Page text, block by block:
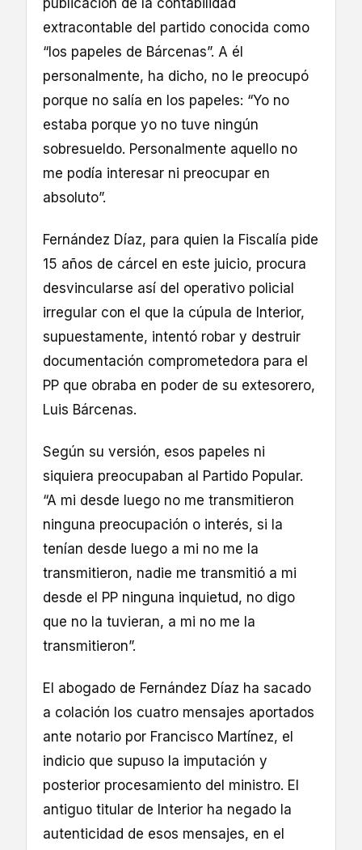
extracontable del partido conocida como
“los papeles de Bárcenas”. A él
personalmente, ha dicho, no le preocupó
porque no salía en los papeles: “Yo no
estaba porque yo no tuve ningún
sobresueldo. Personalmente aquello no
me podía interesar ni preocupar en
absoluto”.
Fernández Díaz, para quien la Fiscalía pide
15 años de cárcel en este juicio, procura
desvincularse así del operativo policial
irregular con el que la cúpula de Interior,
supuestamente, intentó robar y destruir
documentación comprometedora para el
PP que obraba en poder de su extesorero,
Luis Bárcenas.
Según su versión, esos papeles ni
siquiera preocupaban al Partido Popular.
“A mi desde luego no me transmitieron
ninguna preocupación o interés, si la
tenían desde luego a mi no me la
transmitieron, nadie me transmitió a mi
desde el PP ninguna inquietud, no digo
que no la tuvieran, a mi no me la
transmitieron”.
El abogado de Fernández Díaz ha sacado
a colación los cuatro mensajes aportados
ante notario por Francisco Martínez, el
indicio que supuso la imputación y
posterior procesamiento del ministro. El
antiguo titular de Interior ha negado la
autenticidad de esos mensajes, en el